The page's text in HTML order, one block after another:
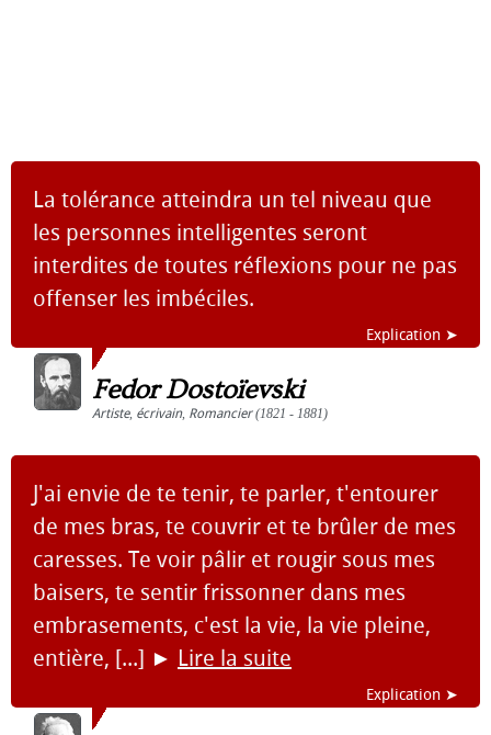
La tolérance atteindra un tel niveau que
les personnes intelligentes seront
interdites de toutes réflexions pour ne pas
offenser les imbéciles.
Explication ➤
Fedor Dostoïevski
Artiste, écrivain, Romancier(1821 - 1881)
J'ai envie de te tenir, te parler, t'entourer
de mes bras, te couvrir et te brûler de mes
caresses. Te voir pâlir et rougir sous mes
baisers, te sentir frissonner dans mes
embrasements, c'est la vie, la vie pleine,
entière, [...] ► Lire la suite
Explication ➤